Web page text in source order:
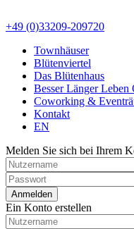
+49 (0)33209-209720
Townhäuser
Blütenviertel
Das Blütenhaus
Besser Länger Leben
Coworking &
Kontakt
EN
Melden Sie sich bei Ihrem
Anmelden
Ein Konto erstellen